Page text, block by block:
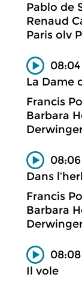
Pablo de
Renaud
Paris olv
La Dame
Francis
Barbara
Dans
Francis
Barbara
Il vole